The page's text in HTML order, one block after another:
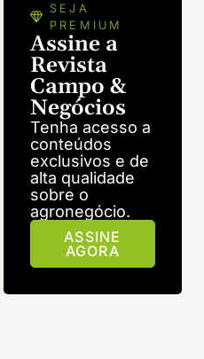
SEJA
PREMIUM
Assine a
Revista
Campo &
Negócios
Tenha acesso a
conteúdos
exclusivos e de
alta qualidade
sobre o
agronegócio.
ASSINE
AGORA